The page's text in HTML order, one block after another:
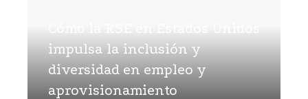
impulsa la inclusión y
diversidad en empleo y
aprovisionamiento